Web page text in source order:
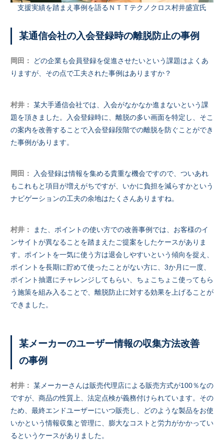
支援実績を踏まえ事例を語るＮＴＴテクノクロス村井盛宜氏
某通信会社の入会登録時の離脱防止の事例
岡田：
どの企業も会員登録を促進させたいという課題はよくあ
りますが、その点で工夫された事例はありますか？
村井： 某大手通信会社では、入会がなかなか進まないという課
題を頂きました。入会登録時に、離脱の多い画面を特定し、そこ
の案内を改善することで入会登録段階での離脱を防ぐことができ
た事例があります。
岡田：
入会登録は情報を集める貴重な機会ですので、ついあれ
もこれもと項目が増えがちですが、いかに負担を減らすかという
ナビゲーションの工夫の余地はたくさんありますね。
村井：
また、ポイントの使い方での改善事例では、お客様のイ
ンサイトが異なることを踏まえたご提案をしたケースがありま
す。ポイントを一気に使う方は退会しやすいという傾向を捉え、
ポイントを長期に貯めて使ったことがない方に、3か月に一度、
ポイント抽選にチャレンジしてもらい、ちょこちょこ使ってもら
う施策を組み入ることで、離脱防止に対する効果を上げることが
できました。
某メーカーのユーザー情報の収集方法改善
の事例
村井： 某メーカーさんは販売代理店による販売方式が100％なの
ですが、商品の性質上、法定点検が義務付けられています。その
ため、最終エンドユーザーにいつ販売し、どのような製品をお使
いかという情報収集と管理に、膨大なコストと労力がかかってい
るというケースがありました。